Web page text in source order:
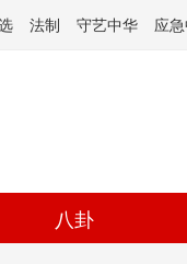
法制 守艺中华 应
八卦